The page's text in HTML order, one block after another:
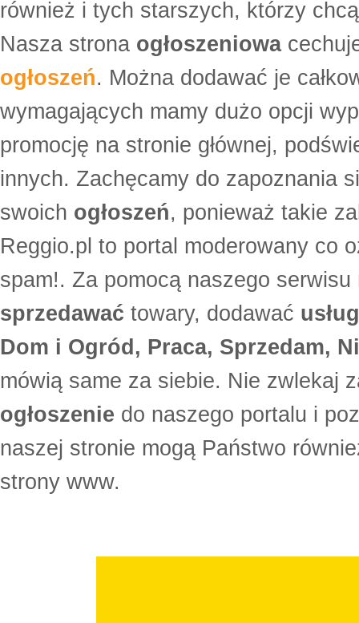
również i tych starszych, którzy
Nasza strona ogłoszeniowa
ogłoszeń. Można dodawać je
wymagających mamy dużo opcji
promocję na stronie głównej,
innych. Zachęcamy do zapoznania
swoich ogłoszeń, ponieważ takie
Reggio.pl to portal moderowany co
spam!. Za pomocą naszego
sprzedawać towary, dodawać
Dom i Ogród, Praca, Sprzedam,
mówią same za siebie. Nie zwlekaj
ogłoszenie do naszego portalu i
naszej stronie mogą Państwo
strony www.